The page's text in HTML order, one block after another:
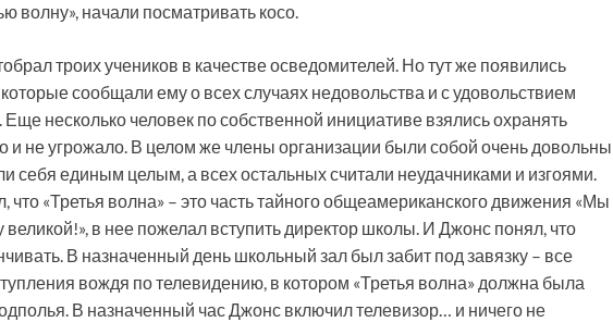
волну», начали посматривать косо.
троих учеников в качестве осведомителей. Но тут же появились
сообщали ему о всех случаях недовольства и с удовольствием
Еще несколько человек по собственной инициативе взялись охранять
и не угрожало. В целом же члены организации были собой очень довольны
себя единым целым, а всех остальных считали неудачниками и изгоями.
что «Третья волна» – это часть тайного общеамериканского движения «Мы
в нее пожелал вступить директор школы. И Джонс понял, что
В назначенный день школьный зал был забит под завязку – все
вождя по телевидению, в котором «Третья волна» должна была
В назначенный час Джонс включил телевизор… и ничего не